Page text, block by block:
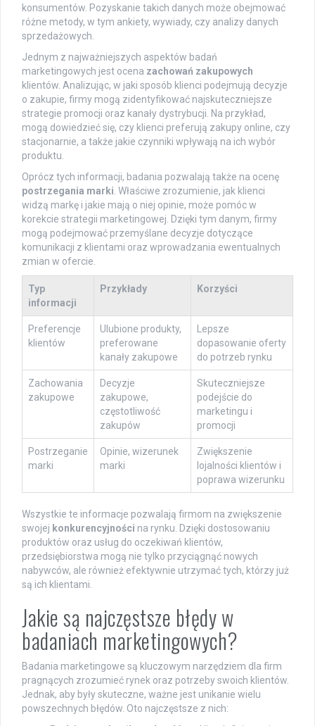
konsumentów. Pozyskanie takich danych może obejmować
różne metody, w tym ankiety, wywiady, czy analizy danych
sprzedażowych.
Jednym z najważniejszych aspektów badań
marketingowych jest ocena zachowań zakupowych
klientów. Analizując, w jaki sposób klienci podejmują decyzje
o zakupie, firmy mogą zidentyfikować najskuteczniejsze
strategie promocji oraz kanały dystrybucji. Na przykład,
mogą dowiedzieć się, czy klienci preferują zakupy online, czy
stacjonarnie, a także jakie czynniki wpływają na ich wybór
produktu.
Oprócz tych informacji, badania pozwalają także na ocenę
postrzegania marki . Właściwe zrozumienie, jak klienci
widzą markę i jakie mają o niej opinie, może pomóc w
korekcie strategii marketingowej. Dzięki tym danym, firmy
mogą podejmować przemyślane decyzje dotyczące
komunikacji z klientami oraz wprowadzania ewentualnych
zmian w ofercie.
Typ
informacji
Przykłady Korzyści
Preferencje
klientów
Ulubione produkty,
preferowane
kanały zakupowe
Lepsze
dopasowanie oferty
do potrzeb rynku
Zachowania
zakupowe
Decyzje
zakupowe,
częstotliwość
zakupów
Skuteczniejsze
podejście do
marketingu i
promocji
Postrzeganie
marki
Opinie, wizerunek
marki
Zwiększenie
lojalności klientów i
poprawa wizerunku
Wszystkie te informacje pozwalają firmom na zwiększenie
swojej konkurencyjności na rynku. Dzięki dostosowaniu
produktów oraz usług do oczekiwań klientów,
przedsiębiorstwa mogą nie tylko przyciągnąć nowych
nabywców, ale również efektywnie utrzymać tych, którzy już
są ich klientami.
Jakie są najczęstsze błędy w
badaniach marketingowych?
Badania marketingowe są kluczowym narzędziem dla firm
pragnących zrozumieć rynek oraz potrzeby swoich klientów.
Jednak, aby były skuteczne, ważne jest unikanie wielu
powszechnych błędów. Oto najczęstsze z nich: